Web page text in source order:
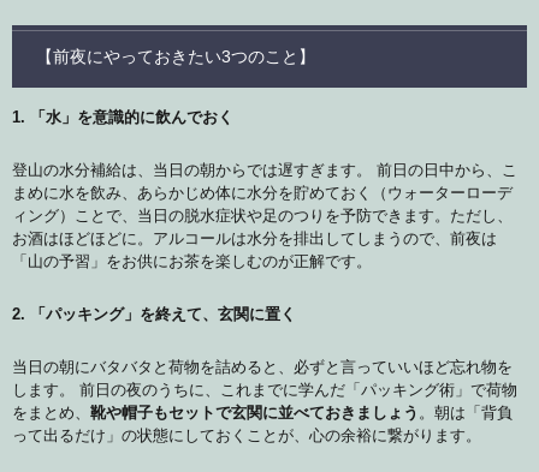
【前夜にやっておきたい3つのこと】
1. 「水」を意識的に飲んでおく
登山の水分補給は、当日の朝からでは遅すぎます。 前日の日中から、こ
まめに水を飲み、あらかじめ体に水分を貯めておく（ウォーターローデ
ィング）ことで、当日の脱水症状や足のつりを予防できます。ただし、
お酒はほどほどに。アルコールは水分を排出してしまうので、前夜は
「山の予習」をお供にお茶を楽しむのが正解です。
2. 「パッキング」を終えて、玄関に置く
当日の朝にバタバタと荷物を詰めると、必ずと言っていいほど忘れ物を
します。 前日の夜のうちに、これまでに学んだ「パッキング術」で荷物
をまとめ、 靴や帽子もセットで玄関に並べておきましょう 。朝は「背負
って出るだけ」の状態にしておくことが、心の余裕に繋がります。